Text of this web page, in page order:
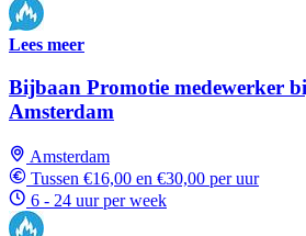
Lees meer
Bijbaan Promotie medewerker
Amsterdam
Amsterdam
Tussen €16,00 en €30,00 per uur
6 - 24 uur per week